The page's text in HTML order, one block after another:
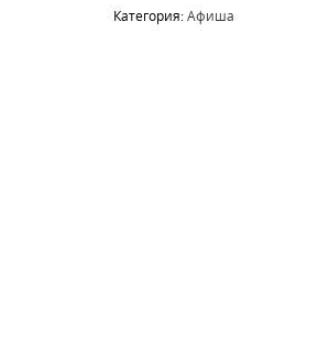
Категория:Афиша